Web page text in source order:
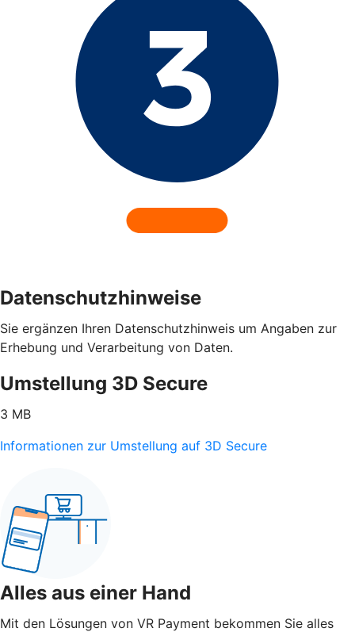
Datenschutzhinweise
Sie ergänzen Ihren Datenschutzhinweis um Angaben zur
Erhebung und Verarbeitung von Daten.
Umstellung 3D Secure
3 MB
Informationen zur Umstellung auf 3D Secure
Alles aus einer Hand
Mit den Lösungen von VR Payment bekommen Sie alles